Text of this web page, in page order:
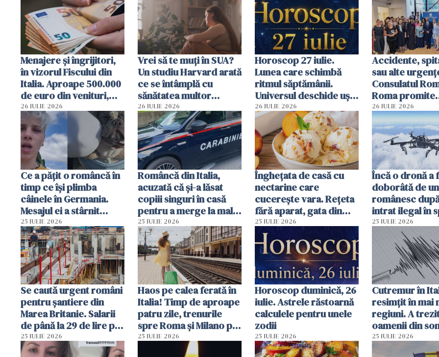
Menajere și îngrijitori,
în vizorul Fiscului din
Italia. Aproape 500.000
de euro din venituri,
ascunși de autorități
26 IULIE 2026
Vrei să te muți în SUA?
Un studiu Harvard arată
ce se întâmplă cu
sănătatea multor
imigranți
26 IULIE 2026
Horoscop 27 iulie.
Lunea care schimbă
ritmul săptămânii.
Universul deschide uși
neașteptate pentru
unele zodii
26 IULIE 2026
Accidente,
sau alte
Consulatul
Roma promite
intervenții în
de ore
26 IULIE 2026
Ce a pățit o româncă în
timp ce își plimba
câinele în Germania.
Mesajul ei a stârnit
dezbateri aprinse
25 IULIE 2026
Româncă din Italia,
acuzată că și-a lăsat
copiii singuri în casă
pentru a merge la mall.
Vecinii au dat alarma
25 IULIE 2026
Înghețata de casă cu
nectarine care
cucerește vara. Rețeta
fără aparat, gata din
câteva ingrediente
25 IULIE 2026
Încă o dronă a
doborâtă de un
românesc
intrat ilegal în
aerian al
25 IULIE 2026
Se caută urgent români
pentru șantiere din
Marea Britanie. Salarii
de până la 29 de lire pe
oră
25 IULIE 2026
Haos pe calea ferată în
Italia! Timp de aproape
patru zile, trenurile
spre Roma și Milano pot
întârzia până la 3 ore
25 IULIE 2026
Horoscop duminică, 26
iulie. Astrele răstoarnă
calculele pentru unele
zodii
25 IULIE 2026
Cutremur în
resimțit în mai
regiuni. A
oamenii din
un alt seism
o zi înainte
25 IULIE 2026